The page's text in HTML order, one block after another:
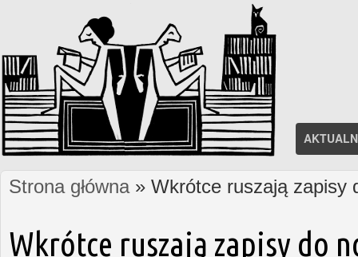
Jesteś tutaj
Strona główna» Wkrótce ruszają zapisy
Wkrótce ruszają zapisy do